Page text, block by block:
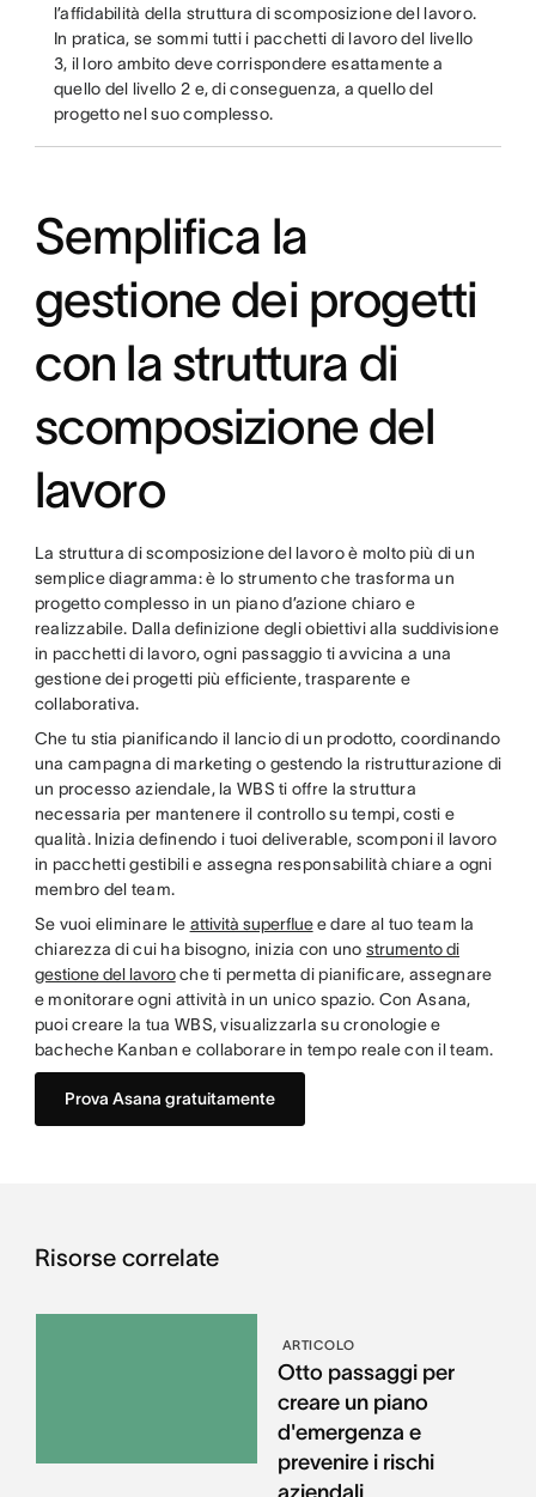
l’affidabilità della struttura di scomposizione del lavoro.
In pratica, se sommi tutti i pacchetti di lavoro del livello
3, il loro ambito deve corrispondere esattamente a
quello del livello 2 e, di conseguenza, a quello del
progetto nel suo complesso.
Semplifica la
gestione dei progetti
con la struttura di
scomposizione del
lavoro
La struttura di scomposizione del lavoro è molto più di un
semplice diagramma: è lo strumento che trasforma un
progetto complesso in un piano d’azione chiaro e
realizzabile. Dalla definizione degli obiettivi alla suddivisione
in pacchetti di lavoro, ogni passaggio ti avvicina a una
gestione dei progetti più efficiente, trasparente e
collaborativa.
Che tu stia pianificando il lancio di un prodotto, coordinando
una campagna di marketing o gestendo la ristrutturazione di
un processo aziendale, la WBS ti offre la struttura
necessaria per mantenere il controllo su tempi, costi e
qualità. Inizia definendo i tuoi deliverable, scomponi il lavoro
in pacchetti gestibili e assegna responsabilità chiare a ogni
membro del team.
Se vuoi eliminare le attività superfluee dare al tuo team la
chiarezza di cui ha bisogno, inizia con uno strumento di
gestione del lavoroche ti permetta di pianificare, assegnare
e monitorare ogni attività in un unico spazio. Con Asana,
puoi creare la tua WBS, visualizzarla su cronologie e
bacheche Kanban e collaborare in tempo reale con il team.
Prova Asana gratuitamente
Risorse correlate
ARTICOLO
Otto passaggi per
creare un piano
d'emergenza e
prevenire i rischi